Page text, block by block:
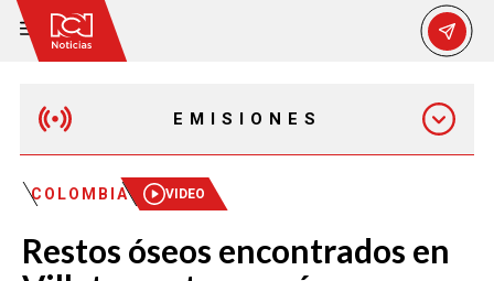
EMISIONES
MAÑANA EXPRESS
EMISIÓN 12:30 PM
COLOMBIA VIDEO
Restos óseos encontrados en